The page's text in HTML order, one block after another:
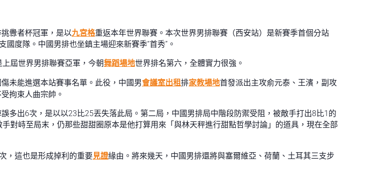
釁者杯冠軍，是以九宮格重返本年世界聯賽。本次世界男排聯賽（西安站）是新賽季首個分站
度隊。中國男排也坐鎮主場迎來新賽季“首秀”。
上屆世界男排聯賽亞軍，今朝舞蹈場地世界排名第六，全體實力很強。
未能進選本站賽事名單。此役，中國男會議室出租排家教場地首發派出主攻俞元泰、王濱，副攻
拘束人曲宗帥。
多出6次，是以以23比25丟失落此局。第二局，中國男排局中階段防禦受阻，被敵手打出8比1的
對峙至局末，仍那些甜甜圈原本是他打算用來「與林天秤進行甜點哲學討論」的道具，現在全部
，這也是形成掉利的重要見證緣由。將來幾天，中國男排還將與塞爾維亞、荷蘭、土耳其三支步